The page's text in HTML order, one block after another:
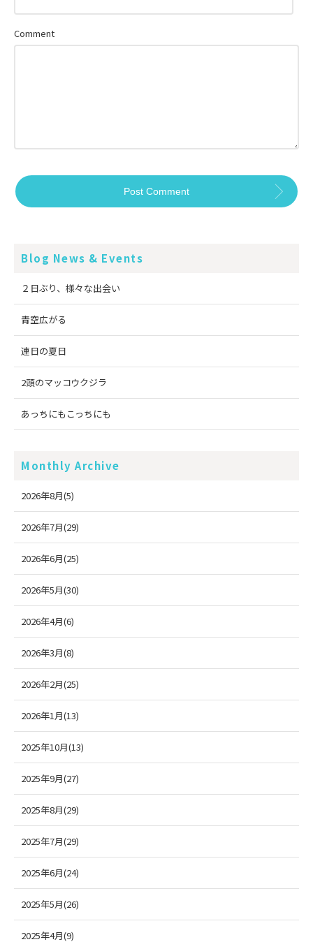
Comment
Blog News & Events
２日ぶり、様々な出会い
青空広がる
連日の夏日
2頭のマッコウクジラ
あっちにもこっちにも
Monthly Archive
2026年8月(5)
2026年7月(29)
2026年6月(25)
2026年5月(30)
2026年4月(6)
2026年3月(8)
2026年2月(25)
2026年1月(13)
2025年10月(13)
2025年9月(27)
2025年8月(29)
2025年7月(29)
2025年6月(24)
2025年5月(26)
2025年4月(9)